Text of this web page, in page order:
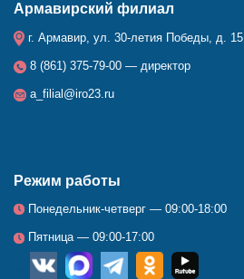
Армавирский филиал
г. Армавир, ул. 30-летия Победы, д. 15
8 (861) 375-79-00 — директор
a_filial@iro23.ru
Режим работы
Понедельник-четверг — 09:00-18:00
Пятница — 09:00-17:00